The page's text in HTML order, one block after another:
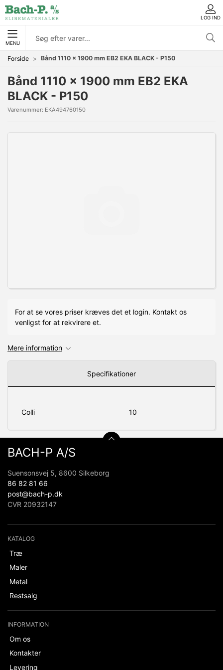
LOG IND
MENU
Forside Bånd 1110 x 1900 mm EB2 EKA BLACK - P150
Bånd 1110 x 1900 mm EB2 EKA
BLACK - P150
Varenummer: EKA494760150
For at se vores priser kræves det et login. Kontakt os
venligst for at rekvirere et.
Mere information
Specifikationer
Colli 10
BACH-P A/S
Suensonsvej 5, 8600 Silkeborg
86 82 81 66
post@bach-p.dk
CVR 20932147
KATALOG
Træ
Maler
Metal
Restsalg
INFORMATION
Om os
Kontakter
Levering